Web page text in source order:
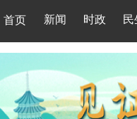
首页 新闻 时政 民